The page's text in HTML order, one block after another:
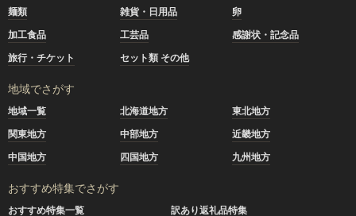
麺類
雑貨・日用品
卵
加工食品
工芸品
感謝状・記念品
旅行・チケット
セット類 その他
地域でさがす
地域一覧 北海道地方
東北地方
関東地方
中部地方
近畿地方
中国地方
四国地方 九州地方
おすすめ特集でさがす
おすすめ特集一覧
訳あり返礼品特集